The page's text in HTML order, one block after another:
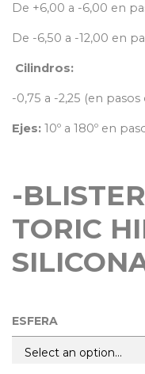
De +6,00 a -6,00 en
De -6,50 a -12,00 en
Cilindros:
-0,75 a -2,25 (en pasos
Ejes: 10º a 180º en
-
TORIC
ESFERA